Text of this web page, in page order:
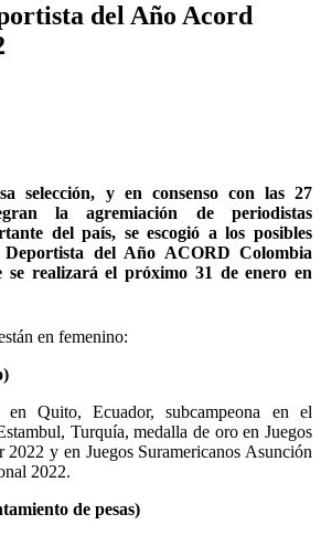
del Año Acord
selección, y en consenso con las 27
la agremiación de periodistas
del país, se escogió a los posibles
del Año ACORD Colombia
se realizará el próximo 31 de enero en
en femenino:
en Quito, Ecuador, subcampeona en el
Turquía, medalla de oro en Juegos
y en Juegos Suramericanos Asunción
2022.
de pesas)